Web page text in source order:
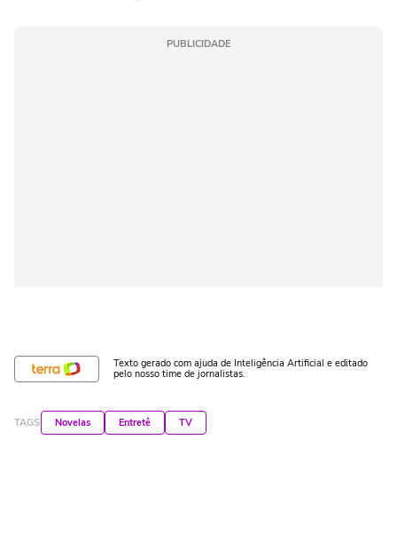
PUBLICIDADE
Texto gerado com ajuda de Inteligência Artificial e editado
pelo nosso time de jornalistas.
TAGS Novelas Entretê TV